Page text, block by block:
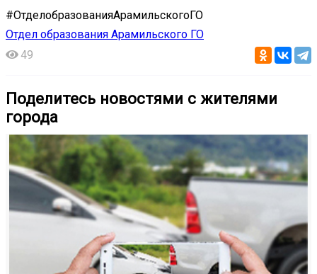
#ОтделобразованияАрамильскогоГО
Отдел образования Арамильского ГО
49
Поделитесь новостями с жителями
города